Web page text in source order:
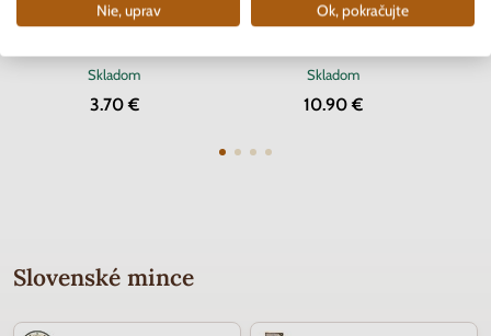
2 EURO Slovensko 2012 - 10.
Skladom
3.70 €
2 EURO Belgicko 2017 -
Skladom
10.90 €
Slovenské mince
Nie, uprav Ok, pokračujte